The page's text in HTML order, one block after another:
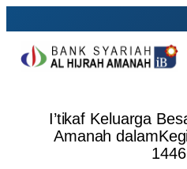
to
content
I’tikaf Keluarga
Amanah